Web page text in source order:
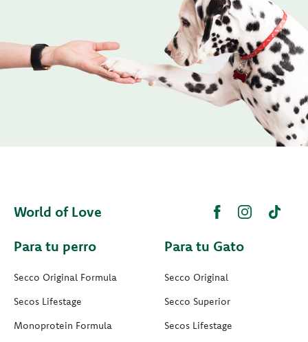
World of Love
Para tu perro
Secco Original Formula
Secos Lifestage
Monoprotein Formula
Para tu Gato
Secco Original
Secco Superior
Secos Lifestage